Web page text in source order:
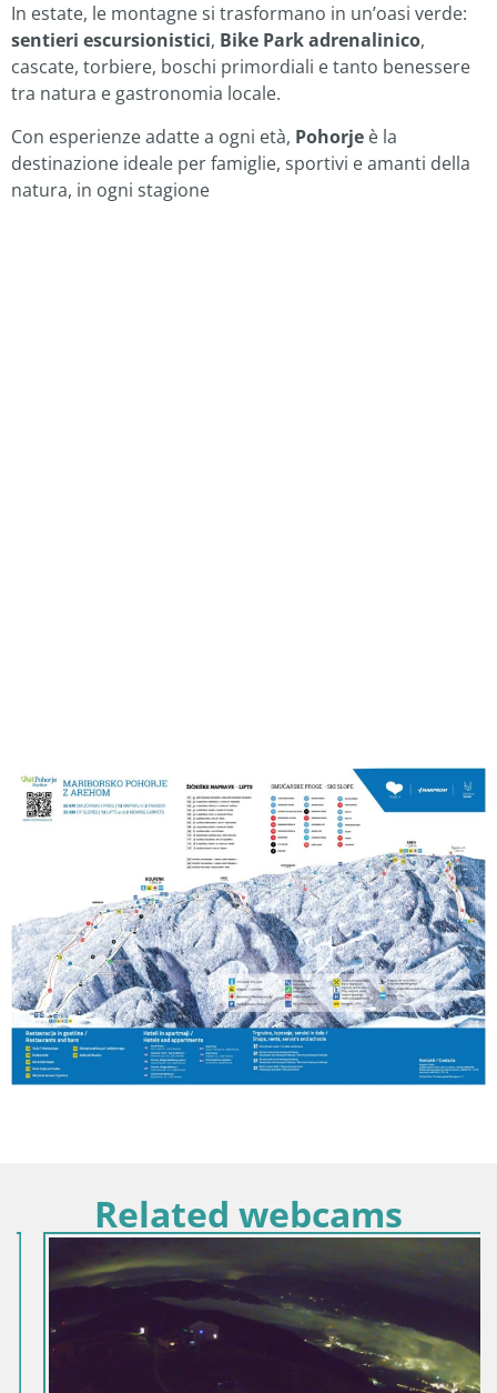
In estate, le montagne si trasformano in un’oasi verde:
sentieri escursionistici, Bike Park adrenalinico,
cascate, torbiere, boschi primordiali e tanto benessere
tra natura e gastronomia locale.
Con esperienze adatte a ogni età, Pohorje è la
destinazione ideale per famiglie, sportivi e amanti della
natura, in ogni stagione
Related webcams